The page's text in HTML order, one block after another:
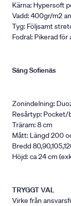
Kärna: Hypersoft
Vadd: 400gr/m2
Tyg: Följsamt
Fodral: Pikerad för
Säng Sofienäs
Zonindelning:
Resårtyp:
Träram: 8 cm
Mått: Längd 200
Bredd
Höjd: ca 24 cm
TRYGGT VAL
Virke från